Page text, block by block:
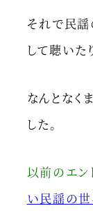
それで民謡
して聴いた
なんとなく
した。
以前のエン
い民謡の